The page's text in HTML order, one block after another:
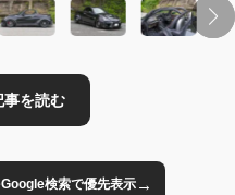
検索で優先表示→